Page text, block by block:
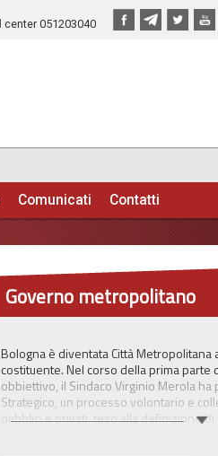
center 051203040
Comunicati Contatti
Governo metropolitano
Bologna è diventata Città
costituente. Nel corso della prima parte
obbiettivo, il Sindaco Virginio Merola
Strategico, un processo volontario e
pubblici e privati, teso alla definizione